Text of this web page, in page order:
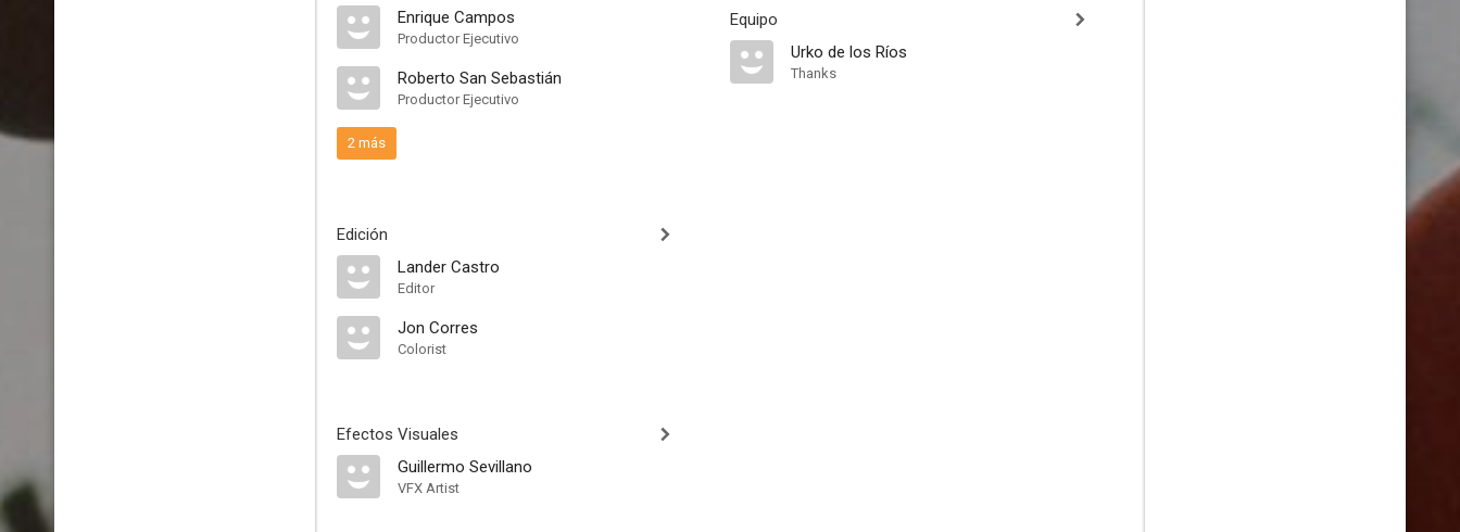
Enrique Campos
Productor Ejecutivo
Roberto San Sebastián
Productor Ejecutivo
2 más
Edición
Lander Castro
Editor
Jon Corres
Colorist
Efectos Visuales
Guillermo Sevillano
VFX Artist
Equipo
Urko de los Ríos
Thanks